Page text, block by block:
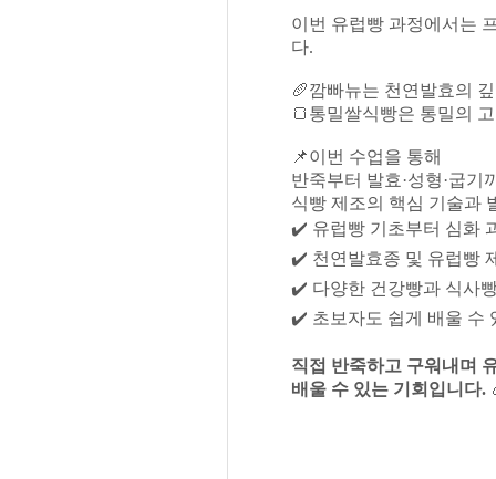
이번 유럽빵 과정에서는
다.
🥖깜빠뉴는 천연발효의
🍞통밀쌀식빵은 통밀의
📌이번 수업을 통해
반죽부터 발효·성형·굽
식빵 제조의 핵심 기술과
✔️ 유럽빵 기초부터 심화
✔️ 천연발효종 및 유럽빵
✔️ 다양한 건강빵과 식사
✔️ 초보자도 쉽게 배울 수
직접 반죽하고 구워내며
배울 수 있는 기회입니다.